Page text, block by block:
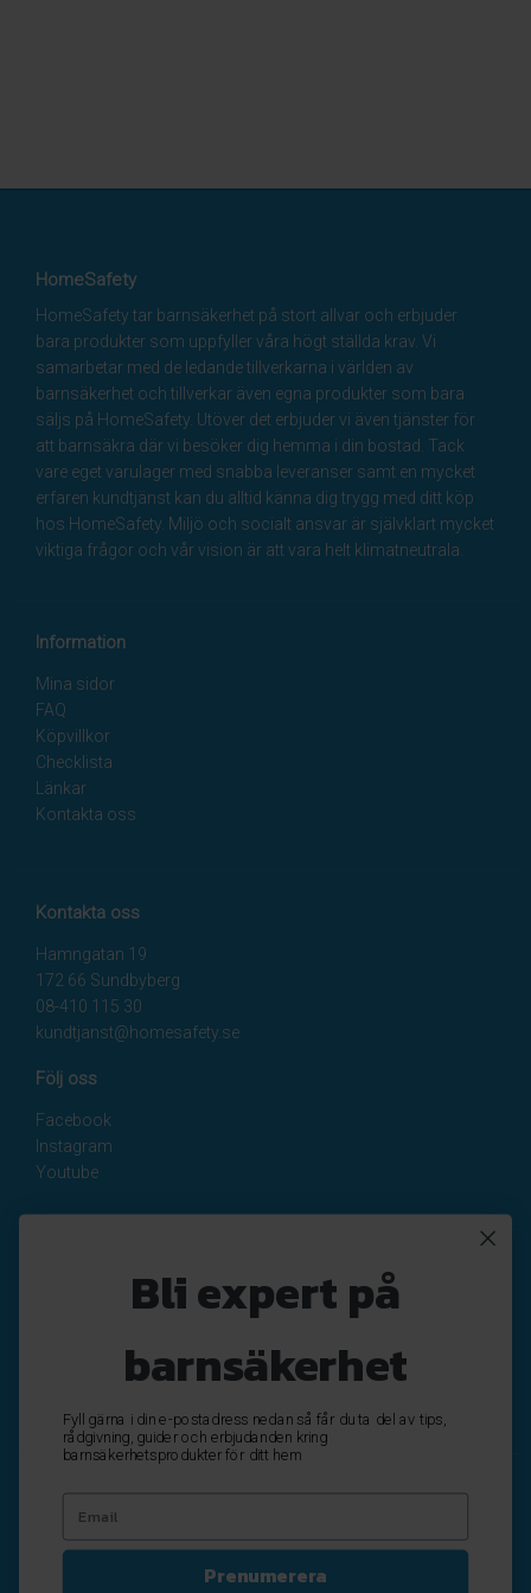
HomeSafety
HomeSafety tar barnsäkerhet på stort allvar och erbjuder
bara produkter som uppfyller våra högt ställda krav. Vi
samarbetar med de ledande tillverkarna i världen av
barnsäkerhet och tillverkar även egna produkter som bara
säljs på HomeSafety. Utöver det erbjuder vi även tjänster för
att barnsäkra där vi besöker dig hemma i din bostad. Tack
vare eget varulager med snabba leveranser samt en mycket
erfaren kundtjänst kan du alltid känna dig trygg med ditt köp
hos HomeSafety. Miljö och socialt ansvar är självklart mycket
viktiga frågor och vår vision är att vara helt klimatneutrala.
Information
Mina sidor
FAQ
Köpvillkor
Checklista
Länkar
Kontakta oss
Kontakta oss
Hamngatan 19
172 66 Sundbyberg
08-410 115 30
kundtjanst@homesafety.se
Följ oss
Facebook
Instagram
Youtube
Nyhetsbrev
Avregistrera
Bli expert på
barnsäkerhet
Fyll gärna i din e-postadress nedan så får du ta del av tips,
rådgivning, guider och erbjudanden kring
barnsäkerhetsprodukter för ditt hem
Prenumerera